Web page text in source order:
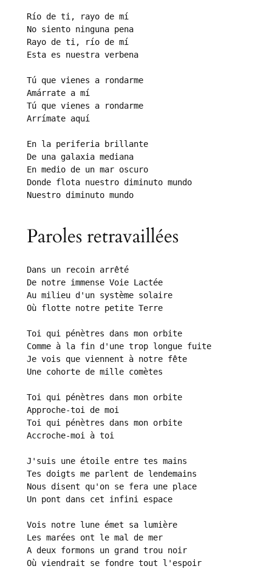
Río de ti, rayo de mí
No siento ninguna pena
Rayo de ti, río de mí
Esta es nuestra verbena
Tú que vienes a rondarme
Amárrate a mí
Tú que vienes a rondarme
Arrímate aquí
En la periferia brillante
De una galaxia mediana
En medio de un mar oscuro
Donde flota nuestro diminuto mundo
Nuestro diminuto mundo
Paroles retravaillées
Dans un recoin arrêté
De notre immense Voie Lactée
Au milieu d'un système solaire
Où flotte notre petite Terre
Toi qui pénètres dans mon orbite
Comme à la fin d'une trop longue fuite
Je vois que viennent à notre fête
Une cohorte de mille comètes
Toi qui pénètres dans mon orbite
Approche-toi de moi
Toi qui pénètres dans mon orbite
Accroche-moi à toi
J'suis une étoile entre tes mains
Tes doigts me parlent de lendemains
Nous disent qu'on se fera une place
Un pont dans cet infini espace
Vois notre lune émet sa lumière
Les marées ont le mal de mer
A deux formons un grand trou noir
Où viendrait se fondre tout l'espoir